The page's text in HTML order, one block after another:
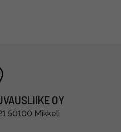
OY
50100 Mikkeli